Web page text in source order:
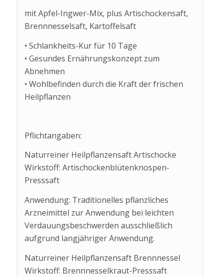
mit Apfel-Ingwer-Mix, plus Artischockensaft,
Brennnesselsaft, Kartoffelsaft
• Schlankheits-Kur für 10 Tage
• Gesundes Ernährungskonzept zum
Abnehmen
• Wohlbefinden durch die Kraft der frischen
Heilpflanzen
Pflichtangaben:
Naturreiner Heilpflanzensaft Artischocke
Wirkstoff: Artischockenblütenknospen-
Presssaft
Anwendung: Traditionelles pflanzliches
Arzneimittel zur Anwendung bei leichten
Verdauungsbeschwerden ausschließlich
aufgrund langjähriger Anwendung.
Naturreiner Heilpflanzensaft Brennnessel
Wirkstoff: Brennnesselkraut-Presssaft